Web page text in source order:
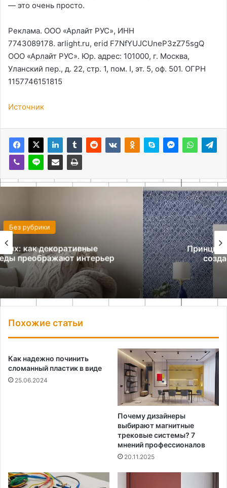
— это очень просто.
Реклама. ООО «Арлайт РУС», ИНН
7743089178. arlight.ru, erid F7NfYUJCUneP3zZ75sgQ
ООО «Арлайт РУС». Юр. адрес: 101000, г. Москва,
Уланский пер., д. 22, стр. 1, пом. I, эт. 5, оф. 501. ОГРН
1157746151815
Источник
Принцип повторения в интерьере:
создаем ритм и гармонию
Похожие статьи
Как надежно починить
сломанный пластик в виде
25.06.2024
Почему дизайнеры
выбирают магнитные
трековые системы? 7
мнений профессионалов
20.11.2025